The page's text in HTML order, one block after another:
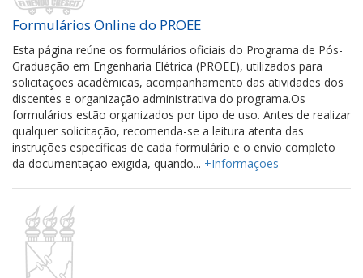
Formulários Online do PROEE
Esta página reúne os formulários oficiais do Programa de Pós-
Graduação em Engenharia Elétrica (PROEE), utilizados para
solicitações acadêmicas, acompanhamento das atividades dos
discentes e organização administrativa do programa.Os
formulários estão organizados por tipo de uso. Antes de realizar
qualquer solicitação, recomenda-se a leitura atenta das
instruções específicas de cada formulário e o envio completo
da documentação exigida, quando... +Informações